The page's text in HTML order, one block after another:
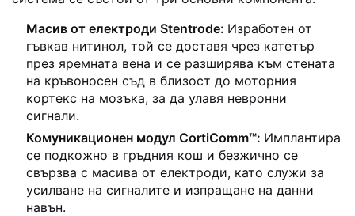
Масив от електроди Stentrode: Изработен от
гъвкав нитинол, той се доставя чрез катетър
през яремната вена и се разширява към стената
на кръвоносен съд в близост до моторния
кортекс на мозъка, за да улавя невронни
сигнали.
Комуникационен модул CortiComm™: Имплантира
се подкожно в гръдния кош и безжично се
свързва с масива от електроди, като служи за
усилване на сигналите и изпращане на данни
навън.